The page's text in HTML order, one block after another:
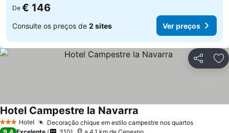
De € 146
Consulte os preços de 2 sites Ver preços
Partilhar
3 EstrelasHotel Decoração chique em estilo campestre nos quartosVer
Hotel Campestre la Navarra